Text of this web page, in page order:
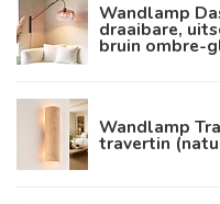
Wandlamp
draaibare,
bruin ombre-
Wandlamp
travertin